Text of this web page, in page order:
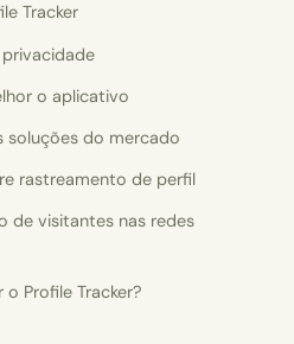
Tracker
privacidade
o aplicativo
soluções do mercado
rastreamento de perfil
de visitantes nas redes
Profile Tracker?